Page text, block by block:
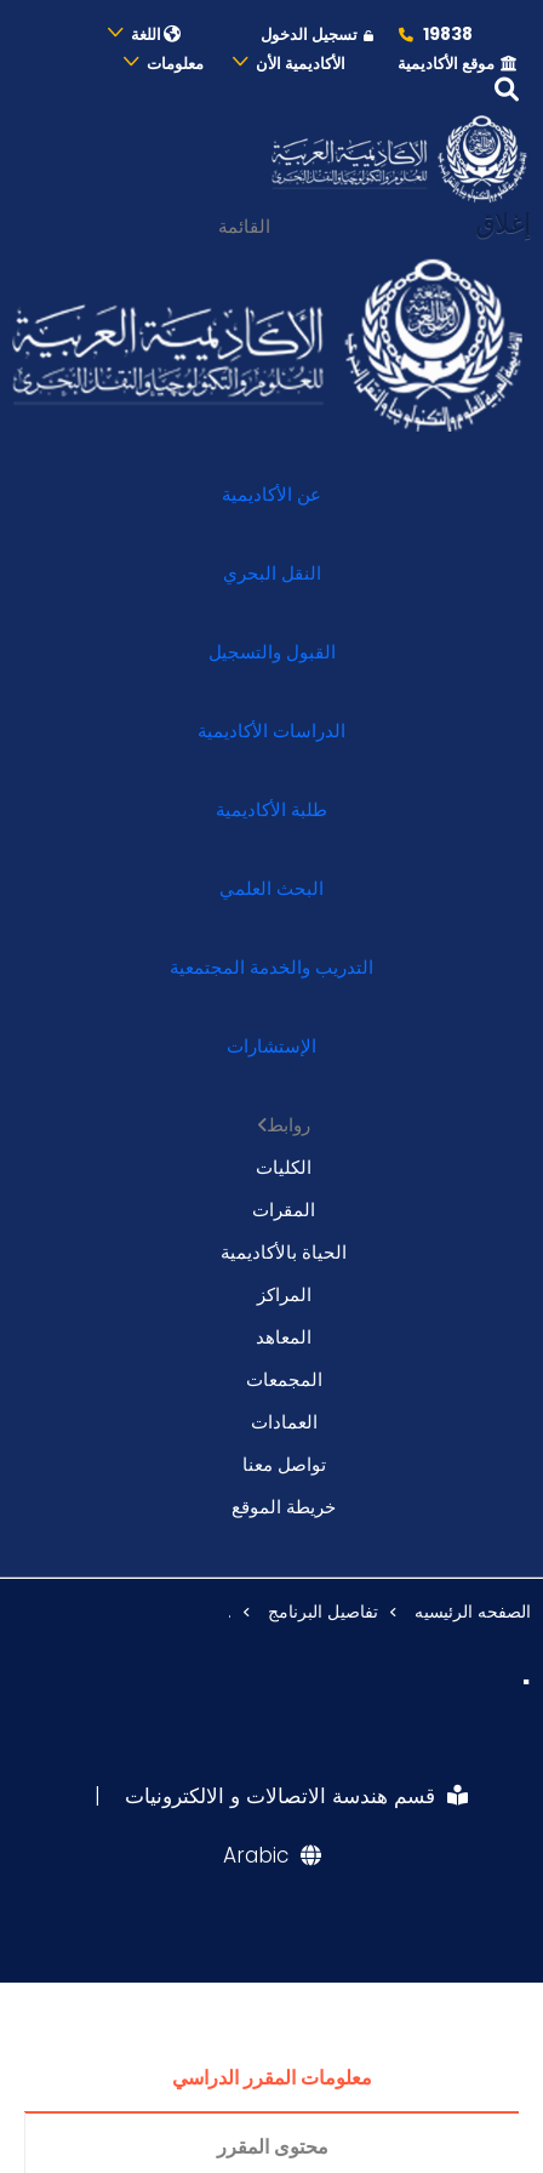
19838 تسجيل الدخول
اللغة
موقع الأكاديمية
الأكاديمية الأن معلومات
إغلاق القائمة
عن الأكاديمية
النقل البحري
القبول والتسجيل
الدراسات الأكاديمية
طلبة الأكاديمية
البحث العلمي
التدريب والخدمة المجتمعية
الإستشارات
روابط
الكليات
المقرات
الحياة بالأكاديمية
المراكز
المعاهد
المجمعات
العمادات
تواصل معنا
خريطة الموقع
الصفحه الرئيسيه تفاصيل البرنامج .
.
قسم هندسة الاتصالات و الالكترونيات |
Arabic
معلومات المقرر الدراسي
محتوى المقرر